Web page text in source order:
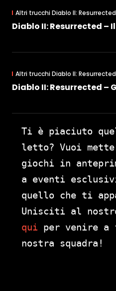
Altri trucchi Diablo II: Resurrected
Diablo II: Resurrected –
Altri trucchi Diablo II: Resurrected
Diablo II: Resurrected
Ti è piaciuto
letto? Vuoi
giochi in
a eventi
quello che ti
Unisciti al
qui per venire a
nostra squadra!